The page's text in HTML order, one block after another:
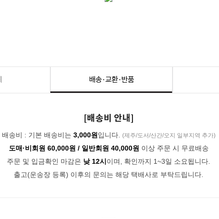
배송·교환·반품
[배송비 안내]
배송비 : 기본 배송비는 3,000원 입니다. (제주/도서/산간/오지 일부지역 추가)
도매·비회원 60,000원 / 일반회원 40,000원 이상 주문 시 무료배송
주문 및 입금확인 마감은 낮 12시 이며, 확인까지 1~3일 소요됩니다.
출고(운송장 등록) 이후의 문의는 해당 택배사로 부탁드립니다.